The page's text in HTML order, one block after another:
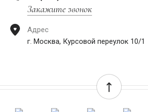
Закажите звонок
Адрес
г. Москва, Курсовой переулок 10/1